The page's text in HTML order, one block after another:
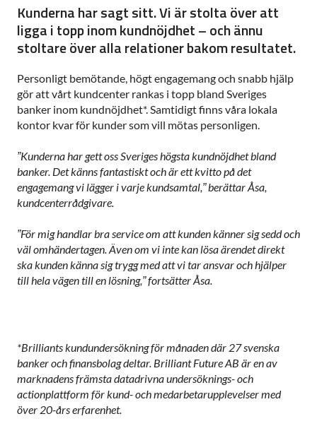
Kunderna har sagt sitt. Vi är stolta över att
ligga i topp inom kundnöjdhet – och ännu
stoltare över alla relationer bakom resultatet.
Personligt bemötande, högt engagemang och snabb hjälp
gör att vårt kundcenter rankas i topp bland Sveriges
banker inom kundnöjdhet*. Samtidigt finns våra lokala
kontor kvar för kunder som vill mötas personligen.
”Kunderna har gett oss Sveriges högsta kundnöjdhet bland
banker. Det känns fantastiskt och är ett kvitto på det
engagemang vi lägger i varje kundsamtal,” berättar Åsa,
kundcenterrådgivare.
”För mig handlar bra service om att kunden känner sig sedd och
väl omhändertagen. Även om vi inte kan lösa ärendet direkt
ska kunden känna sig trygg med att vi tar ansvar och hjälper
till hela vägen till en lösning,” fortsätter Åsa.
*Brilliants kundundersökning för månaden där 27 svenska
banker och finansbolag deltar. Brilliant Future AB är en av
marknadens främsta datadrivna undersöknings- och
actionplattform för kund- och medarbetarupplevelser med
över 20-års erfarenhet.